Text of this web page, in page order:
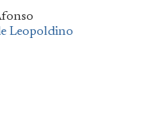
Leopoldino